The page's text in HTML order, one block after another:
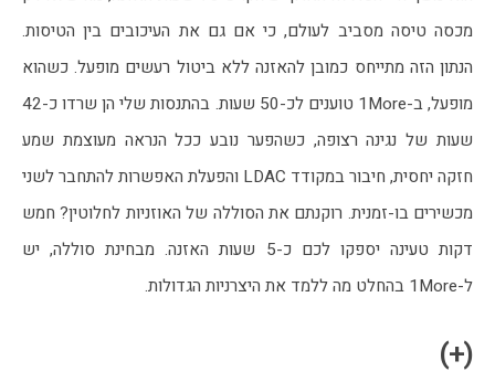
ל-1More בהחלט מה ללמד את היצרניות הגדולות.
(+)